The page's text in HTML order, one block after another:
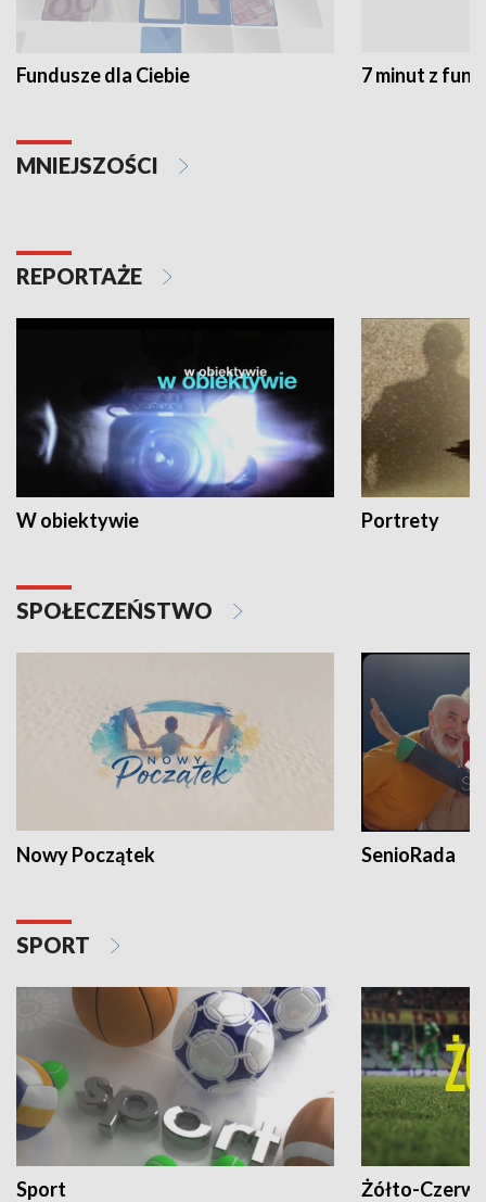
Fundusze dla Ciebie 7 minut z
MNIEJSZOŚCI
REPORTAŻE
W obiektywie Portrety
SPOŁECZEŃSTWO
Nowy Początek SenioRada
SPORT
Sport Żółto-